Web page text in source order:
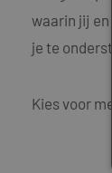
waarin jij
je te
Kies voor